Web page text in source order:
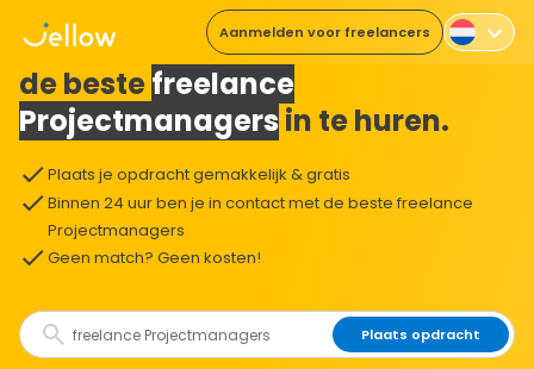
Aanmelden voor freelancers
De makkelijkste manier om
de bestefreelance
Projectmanagers in te huren.
Plaats je opdracht gemakkelijk & gratis
Binnen 24 uur ben je in contact met de beste freelance
Projectmanagers
Geen match? Geen kosten!
Plaats opdracht